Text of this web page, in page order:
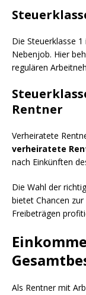
Die Steuerklasse
Nebenjob. Hier
regulären
Rentner
Verheiratete
verheiratete
nach Einkünften
Die Wahl der
bietet Chancen
Freibeträgen
Als Rentner mit